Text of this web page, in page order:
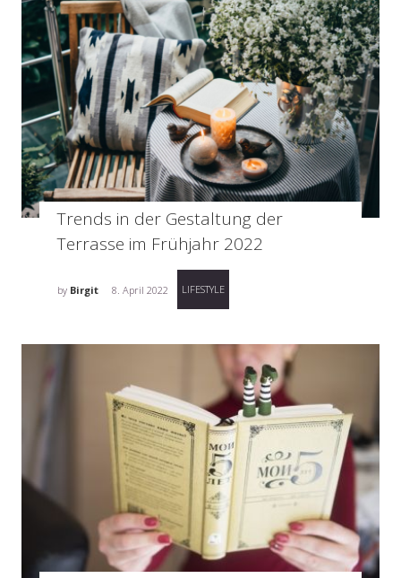
Trends in der Gestaltung der
Terrasse im Frühjahr 2022
by Birgit 8. April 2022 LIFESTYLE